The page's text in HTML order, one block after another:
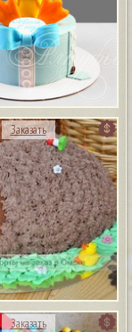
Заказать
Заказать